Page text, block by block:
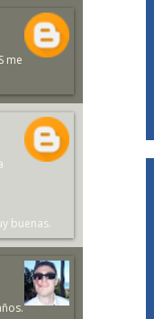
me
buenas.